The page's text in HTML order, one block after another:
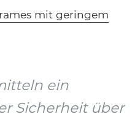
mit geringem
ein
Sicherheit über